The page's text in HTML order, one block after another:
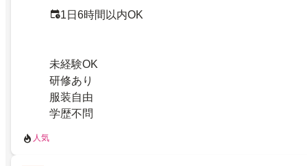
1日6時間以内OK
未経験OK
研修あり
服装自由
学歴不問
人気